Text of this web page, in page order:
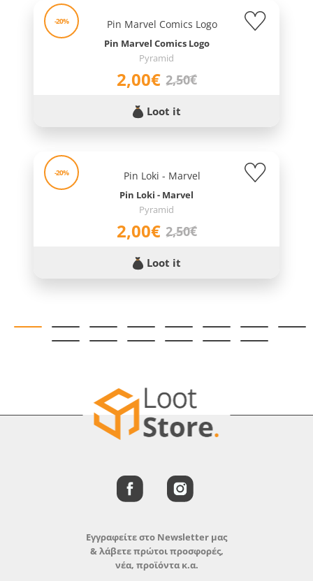
Pin Marvel Comics Logo
2,50€
Pin Loki - Marvel
2,50€
Εγγραφείτε στο Newsletter μας
& λάβετε πρώτοι προσφορές,
νέα, προϊόντα κ.α.